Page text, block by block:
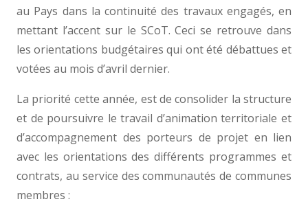
au Pays dans la continuité des travaux engagés, en
mettant l’accent sur le SCoT. Ceci se retrouve dans
les orientations budgétaires qui ont été débattues et
votées au mois d’avril dernier.
La priorité cette année, est de consolider la structure
et de poursuivre le travail d’animation territoriale et
d’accompagnement des porteurs de projet en lien
avec les orientations des différents programmes et
contrats, au service des communautés de communes
membres :